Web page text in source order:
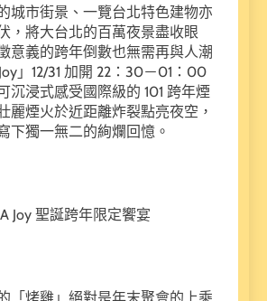
城市街景、一覽台北特色建物亦
，將大台北的百萬夜景盡收眼
意義的跨年倒數也無需再與人潮
」12/31 加開 22：30－01：00
沉浸式感受國際級的 101 跨年煙
麗煙火於近距離炸裂點亮夜空，
下獨一無二的絢爛回憶。
Joy 聖誕跨年限定饗宴
「烤雞」絕對是年末聚會的上乘